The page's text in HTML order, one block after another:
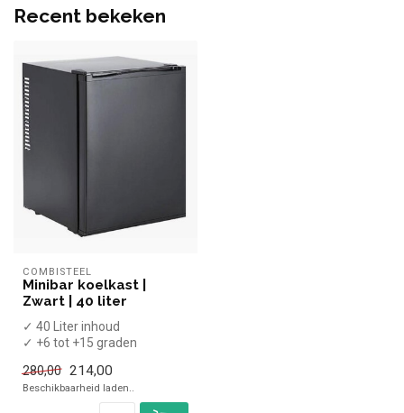
Recent bekeken
COMBISTEEL
Minibar koelkast |
Zwart | 40 liter
✓ 40 Liter inhoud
✓ +6 tot +15 graden
✓ Breedte 40,5 cm, diepte
44...
280,00 214,00
Beschikbaarheid laden..